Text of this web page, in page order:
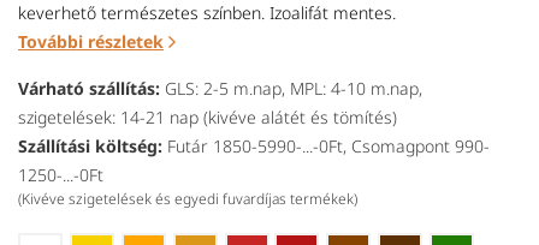
keverhető természetes színben. Izoalifát mentes.
További részletek
Várható szállítás: GLS: 2-5 m.nap, MPL: 4-10 m.nap,
szigetelések: 14-21 nap (kivéve alátét és tömítés)
Szállítási költség: Futár 1850-5990-...-0Ft, Csomagpont 990-
1250-...-0Ft
(Kivéve szigetelések és egyedi fuvardíjas termékek)